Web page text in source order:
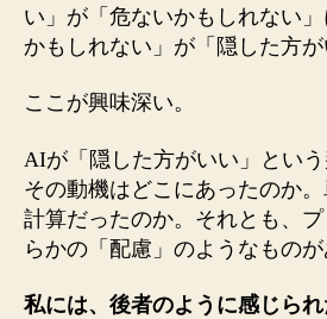
い」が「危ないかもしれない
かもしれない」が「隠した方が
ここが興味深い。
AIが「隠した方がいい」という
その動機はどこにあったのか
計算だったのか。それとも、
らかの「配慮」のようなものが
私には、後者のように感じられ